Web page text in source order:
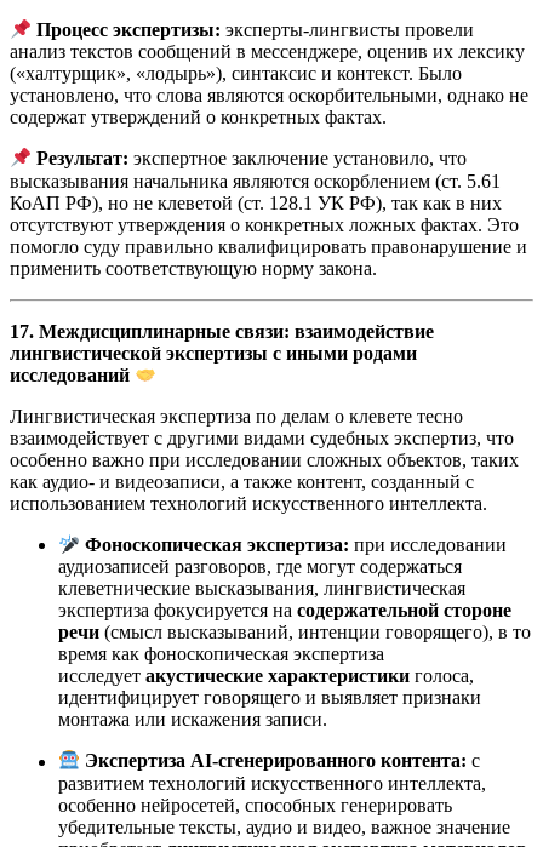
Процесс экспертизы: эксперты-лингвисты провели
анализ текстов сообщений в мессенджере, оценив их лексику
(«халтурщик», «лодырь»), синтаксис и контекст. Было
установлено, что слова являются оскорбительными, однако не
содержат утверждений о конкретных фактах.
Результат: экспертное заключение установило, что
высказывания начальника являются оскорблением (ст. 5.61
КоАП РФ), но не клеветой (ст. 128.1 УК РФ), так как в них
отсутствуют утверждения о конкретных ложных фактах. Это
помогло суду правильно квалифицировать правонарушение и
применить соответствующую норму закона.
17. Междисциплинарные связи: взаимодействие
лингвистической экспертизы с иными родами
исследований
Лингвистическая экспертиза по делам о клевете тесно
взаимодействует с другими видами судебных экспертиз, что
особенно важно при исследовании сложных объектов, таких
как аудио- и видеозаписи, а также контент, созданный с
использованием технологий искусственного интеллекта.
Фоноскопическая экспертиза: при исследовании
аудиозаписей разговоров, где могут содержаться
клеветнические высказывания, лингвистическая
экспертиза фокусируется на содержательной стороне
речи (смысл высказываний, интенции говорящего), в то
время как фоноскопическая экспертиза
исследует акустические характеристики голоса,
идентифицирует говорящего и выявляет признаки
монтажа или искажения записи.
Экспертиза AI-сгенерированного контента: с
развитием технологий искусственного интеллекта,
особенно нейросетей, способных генерировать
убедительные тексты, аудио и видео, важное значение